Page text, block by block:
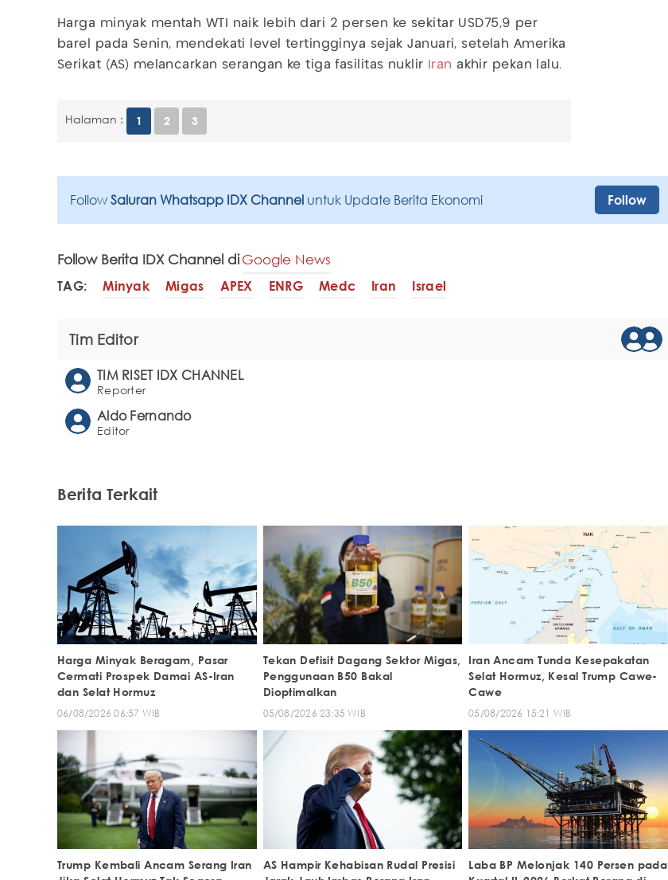
Harga minyak mentah WTI naik lebih dari 2 persen ke sekitar USD75,9 per
barel pada Senin, mendekati level tertingginya sejak Januari, setelah Amerika
Serikat (AS) melancarkan serangan ke tiga fasilitas nuklir
Iran akhir pekan lalu.
Halaman : 1 2 3
Follow Saluran Whatsapp IDX Channel untuk Update Berita Ekonomi Follow
Follow Berita IDX Channel diGoogle News
TAG: Minyak Migas APEX ENRG Medc Iran Israel
Tim Editor
TIM RISET IDX CHANNEL
Reporter
Aldo Fernando
Editor
Berita Terkait
Harga Minyak Beragam, Pasar
Cermati Prospek Damai AS-Iran
dan Selat Hormuz
06/08/2026 06:57 WIB
Tekan Defisit Dagang Sektor Migas,
Penggunaan B50 Bakal
Dioptimalkan
05/08/2026 23:35 WIB
Iran Ancam Tunda Kesepakatan
Selat Hormuz, Kesal Trump Cawe-
Cawe
05/08/2026 15:21 WIB
Trump Kembali Ancam Serang Iran
AS Hampir Kehabisan Rudal Presisi
Laba BP Melonjak 140 Persen pada